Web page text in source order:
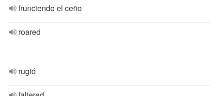
frunciendo el ceño
roared
rugió